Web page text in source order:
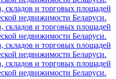
складов и торговых площадей
недвижимости Беларуси.
складов и торговых площадей
недвижимости Беларуси.
складов и торговых площадей
недвижимости Беларуси.
складов и торговых площадей
недвижимости Беларуси.